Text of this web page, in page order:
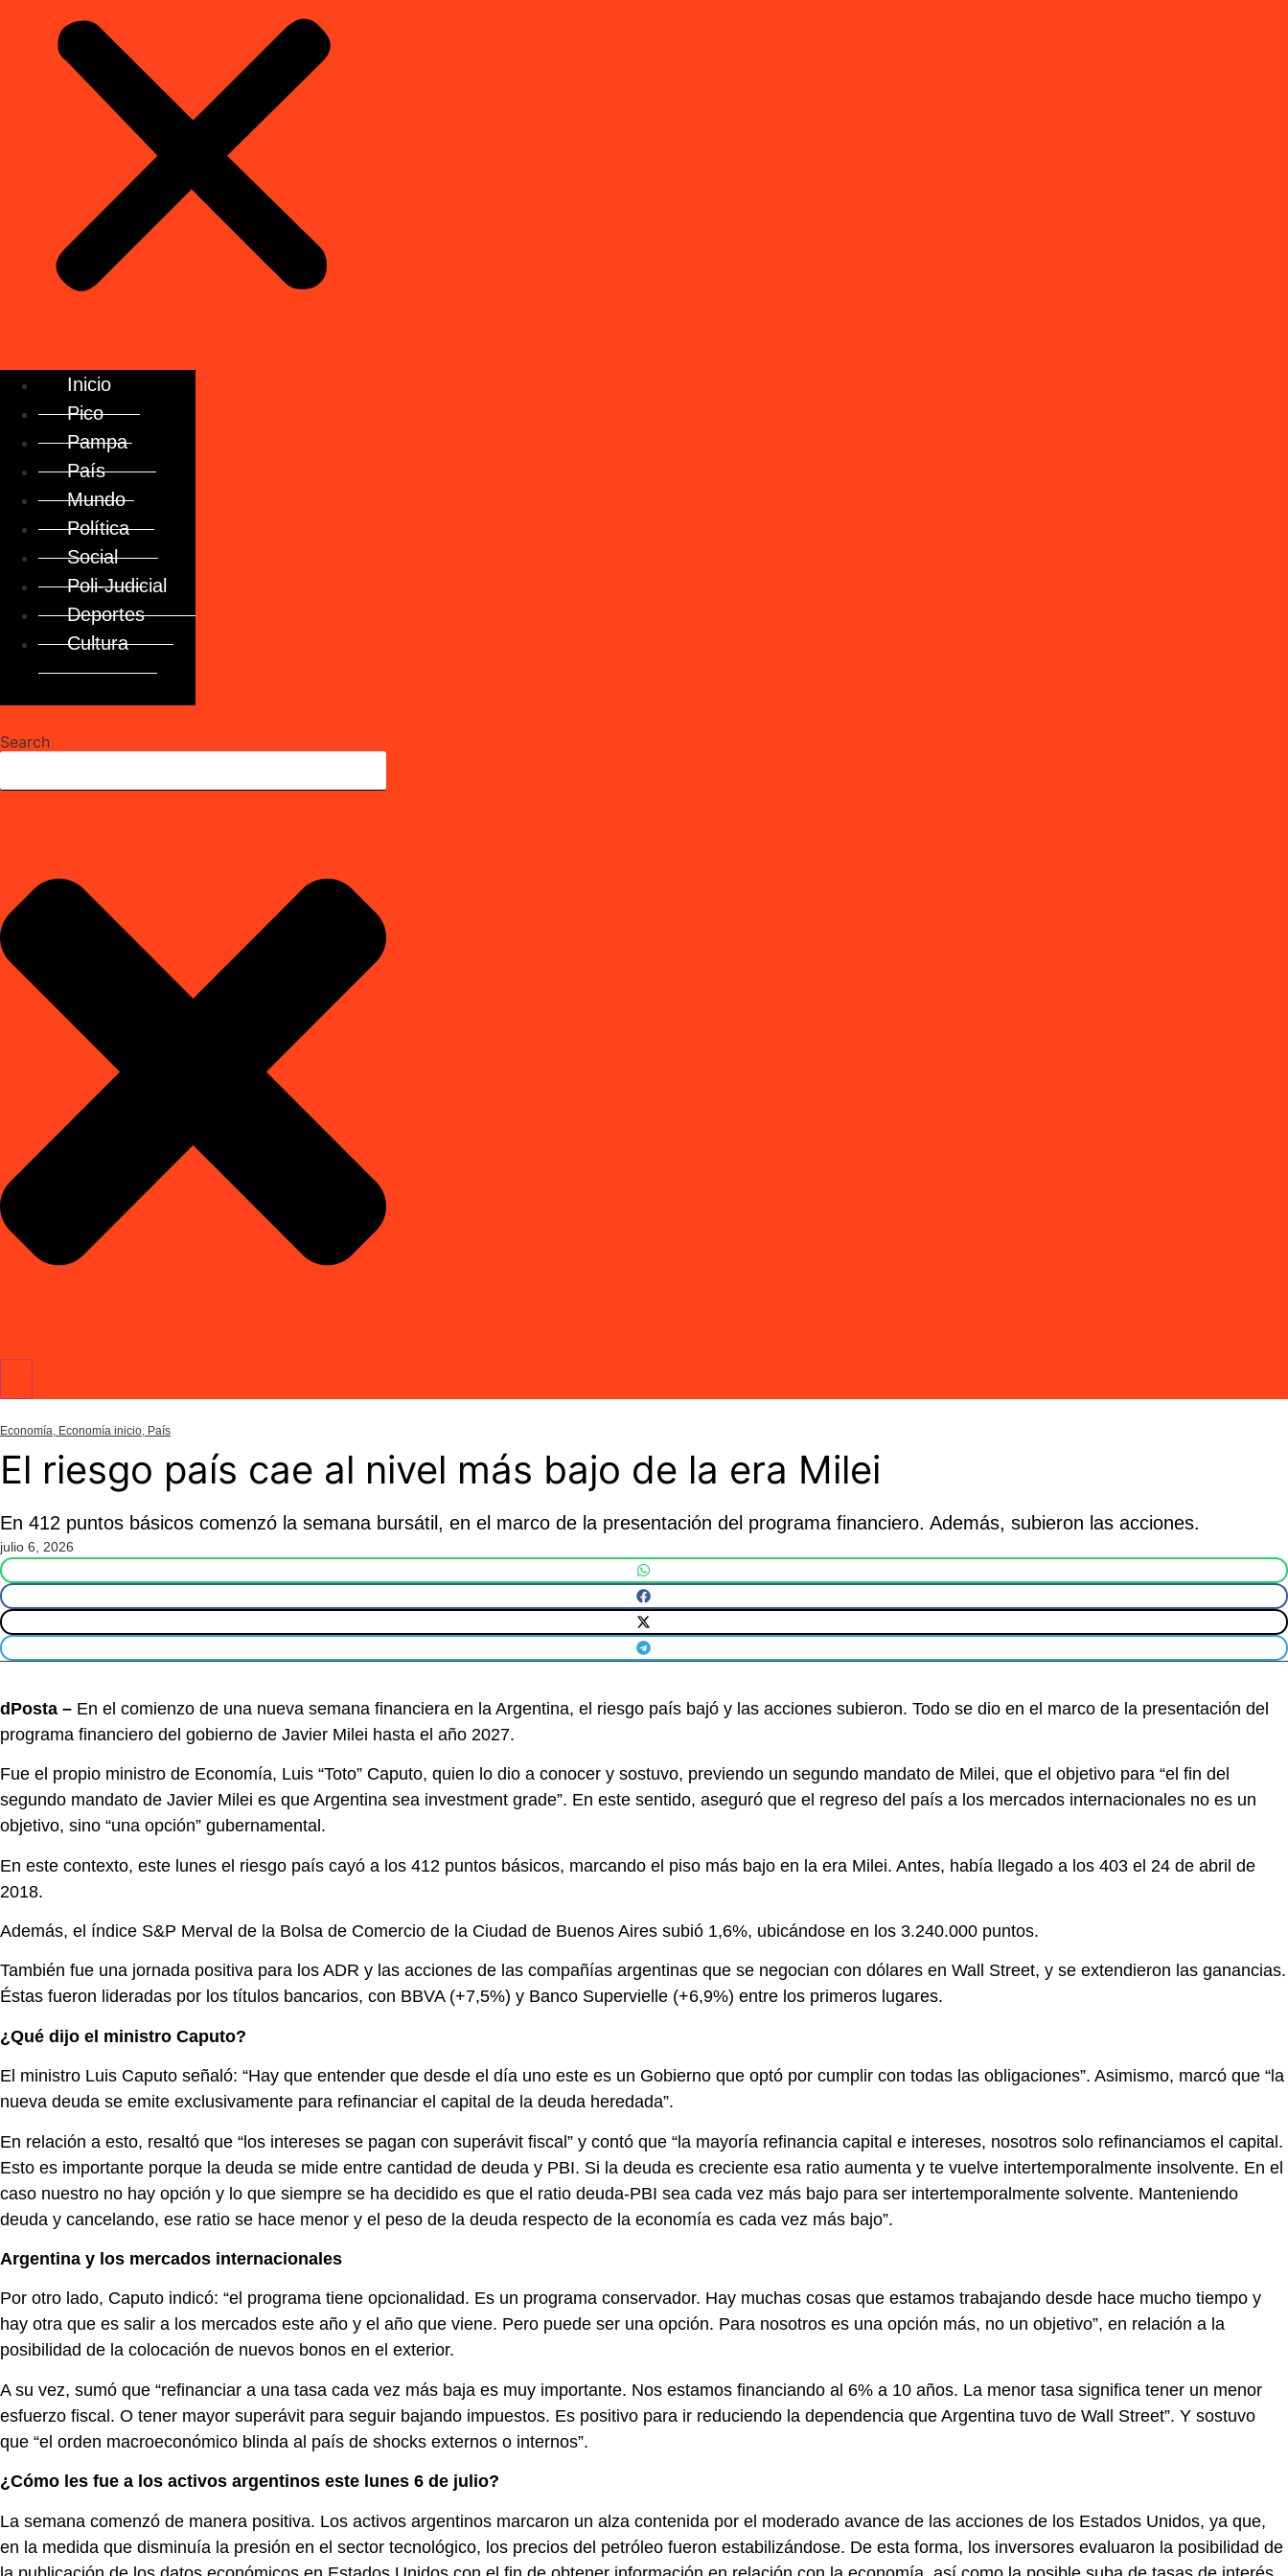
Inicio
Pico
Pampa
País
Mundo
Política
Social
Poli-Judicial
Deportes
Cultura
Search
Economía, Economía inicio, País
El riesgo país cae al nivel más bajo de la era Milei
En 412 puntos básicos comenzó la semana bursátil, en el marco de la presentación del programa financiero. Además, subieron las acciones.
julio 6, 2026
dPosta – En el comienzo de una nueva semana financiera en la Argentina, el riesgo país bajó y las acciones subieron. Todo se dio en el marco de la presentación del
programa financiero del gobierno de Javier Milei hasta el año 2027.
Fue el propio ministro de Economía, Luis “Toto” Caputo, quien lo dio a conocer y sostuvo, previendo un segundo mandato de Milei, que el objetivo para “el fin del
segundo mandato de Javier Milei es que Argentina sea investment grade”. En este sentido, aseguró que el regreso del país a los mercados internacionales no es un
objetivo, sino “una opción” gubernamental.
En este contexto, este lunes el riesgo país cayó a los 412 puntos básicos, marcando el piso más bajo en la era Milei. Antes, había llegado a los 403 el 24 de abril de
2018.
Además, el índice S&P Merval de la Bolsa de Comercio de la Ciudad de Buenos Aires subió 1,6%, ubicándose en los 3.240.000 puntos.
También fue una jornada positiva para los ADR y las acciones de las compañías argentinas que se negocian con dólares en Wall Street, y se extendieron las ganancias.
Éstas fueron lideradas por los títulos bancarios, con BBVA (+7,5%) y Banco Supervielle (+6,9%) entre los primeros lugares.
¿Qué dijo el ministro Caputo?
El ministro Luis Caputo señaló: “Hay que entender que desde el día uno este es un Gobierno que optó por cumplir con todas las obligaciones”. Asimismo, marcó que “la
nueva deuda se emite exclusivamente para refinanciar el capital de la deuda heredada”.
En relación a esto, resaltó que “los intereses se pagan con superávit fiscal” y contó que “la mayoría refinancia capital e intereses, nosotros solo refinanciamos el capital.
Esto es importante porque la deuda se mide entre cantidad de deuda y PBI. Si la deuda es creciente esa ratio aumenta y te vuelve intertemporalmente insolvente. En el
caso nuestro no hay opción y lo que siempre se ha decidido es que el ratio deuda-PBI sea cada vez más bajo para ser intertemporalmente solvente. Manteniendo
deuda y cancelando, ese ratio se hace menor y el peso de la deuda respecto de la economía es cada vez más bajo”.
Argentina y los mercados internacionales
Por otro lado, Caputo indicó: “el programa tiene opcionalidad. Es un programa conservador. Hay muchas cosas que estamos trabajando desde hace mucho tiempo y
hay otra que es salir a los mercados este año y el año que viene. Pero puede ser una opción. Para nosotros es una opción más, no un objetivo”, en relación a la
posibilidad de la colocación de nuevos bonos en el exterior.
A su vez, sumó que “refinanciar a una tasa cada vez más baja es muy importante. Nos estamos financiando al 6% a 10 años. La menor tasa significa tener un menor
esfuerzo fiscal. O tener mayor superávit para seguir bajando impuestos. Es positivo para ir reduciendo la dependencia que Argentina tuvo de Wall Street”. Y sostuvo
que “el orden macroeconómico blinda al país de shocks externos o internos”.
¿Cómo les fue a los activos argentinos este lunes 6 de julio?
La semana comenzó de manera positiva. Los activos argentinos marcaron un alza contenida por el moderado avance de las acciones de los Estados Unidos, ya que,
en la medida que disminuía la presión en el sector tecnológico, los precios del petróleo fueron estabilizándose. De esta forma, los inversores evaluaron la posibilidad de